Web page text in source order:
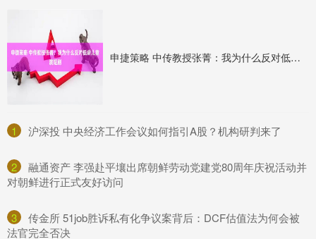
申捷策略 中传教授张菁：我为什么反对低龄儿童演短剧
1 ​沪深投 中央经济工作会议如何指引A股？机构研判来了
2
​融通资产 李强赴平壤出席朝鲜劳动党建党80周年庆祝活动并
对朝鲜进行正式友好访问
3
​传金所 51job胜诉私有化争议案背后：DCF估值法为何会被
法官完全否决